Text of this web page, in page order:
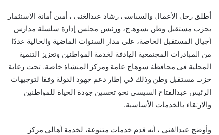
أطلق رجل الأعمال والسياسي رشاد عبدالغني ، أمين أمانة الاستثمار
بحزب مستقبل وطن بسوهاج، ورئيس مجلس إدارة سلسلة مدارس
أجيال المستقبل الخاصة، على مدار السنوات الماضية والحالية عددًا
من المبادرات المجتمعية الهادفة لخدمة المواطنين وتعزيز التنمية
المحلية فى محافظة سوهاج عامة ومركز المنشاة خاصة، تحت رعاية
حزب مستقبل وطن وذلك في إطار دعم جهود الدولة وفقا لتوجيهات
الرئيس عبدالفتاح السيسي نحو تحسين جودة الحياة للمواطنين
والارتقاء بالخدمات الأساسية.
وأوضح عبدالغني ، أنه قدم خدمات متنوعة، لخدمة أهالي مركز